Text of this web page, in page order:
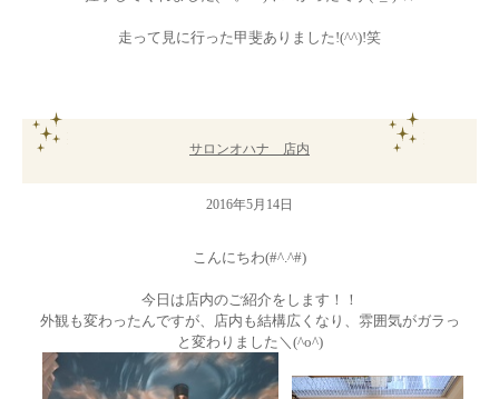
走って見に行った甲斐ありました!(^^)!笑
サロンオハナ 店内
2016年5月14日
こんにちわ(#^.^#)
今日は店内のご紹介をします！！
外観も変わったんですが、店内も結構広くなり、雰囲気がガラっ
と変わりました＼(^o^)